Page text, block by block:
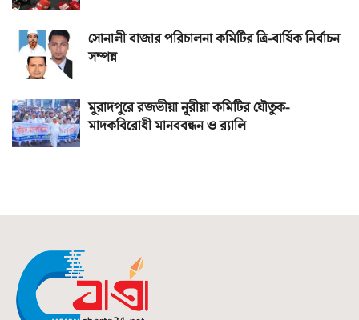
সোনালী বাজার পরিচালনা কমিটির ত্রি-বার্ষিক নির্বাচন
সম্পন্ন
মুরাদপুরে রজভীয়া নূরীয়া কমিটির যৌতুক-
মাদকবিরোধী মানববন্ধন ও র‌্যালি